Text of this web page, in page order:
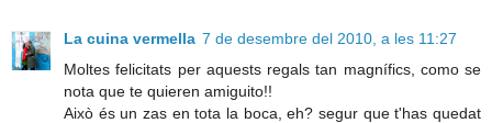
La cuina vermella 7 de desembre del 2010, a les 11:27
Moltes felicitats per aquests regals tan magnífics, como se
nota que te quieren amiguito!!
Això és un zas en tota la boca, eh? segur que t'has quedat